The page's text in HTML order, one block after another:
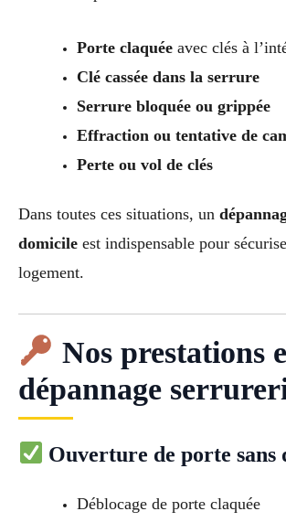
Porte claquéeavec clés à
Clé cassée dans la serrure
Serrure bloquée ou grippée
Effraction ou tentative de
Perte ou vol de clés
Dans toutes ces situations, un
domicile est indispensable pour
logement.
Nos prestations
dépannage
Ouverture de porte sans
Déblocage de porte claquée